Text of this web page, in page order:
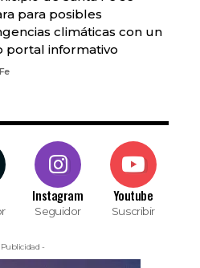
para posibles
climáticas con un
portal informativo
Instagram
Seguidor
Youtube
Suscribir
-